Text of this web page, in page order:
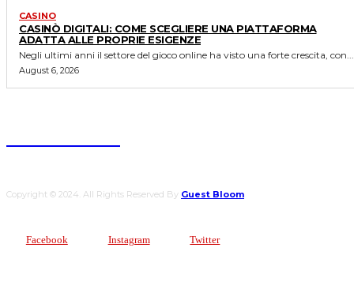
CASINO
CASINÒ DIGITALI: COME SCEGLIERE UNA PIATTAFORMA
ADATTA ALLE PROPRIE ESIGENZE
Negli ultimi anni il settore del gioco online ha visto una forte crescita, con...
August 6, 2026
Copyright © 2024. All Rights Reserved By Guest Bloom
Facebook Instagram Twitter